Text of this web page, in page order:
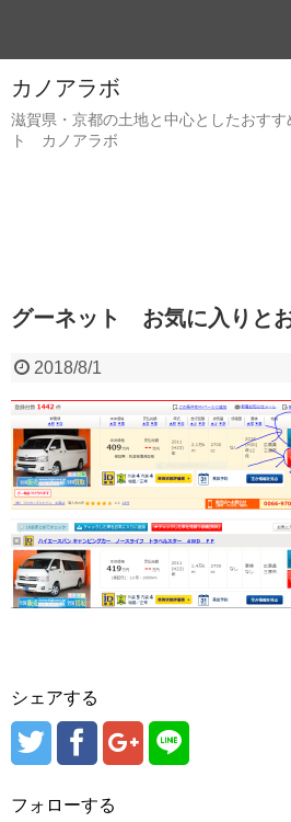
カノアラボ
滋賀県・京都の土地と中心としたおす
ト カノアラボ
グーネット お気に入りと
2018/8/1
シェアする
フォローする